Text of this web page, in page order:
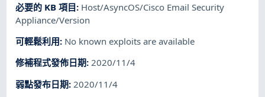
必要的 KB 項目: Host/AsyncOS/Cisco Email Security
Appliance/Version
可輕鬆利用: No known exploits are available
修補程式發佈日期:2020/11/4
弱點發布日期: 2020/11/4